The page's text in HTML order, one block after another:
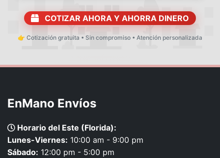
COTIZAR AHORA Y AHORRA DINERO
👉 Cotización gratuita • Sin compromiso • Atención personalizada
EnMano Envíos
Horario del Este (Florida):
Lunes-Viernes: 10:00 am - 9:00 pm
Sábado: 12:00 pm - 5:00 pm